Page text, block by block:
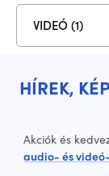
VIDEÓ (1)
HÍREK,
Akciók és
audio- és